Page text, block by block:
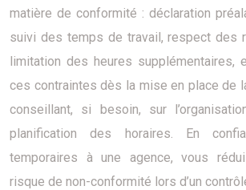
matière de conformité : déclaration
suivi des temps de travail, respect des
limitation des heures supplémentaires,
ces contraintes dès la mise en place de
conseillant, si besoin, sur
planification des horaires. En
temporaires à une agence, vous
risque de non-conformité lors d’un